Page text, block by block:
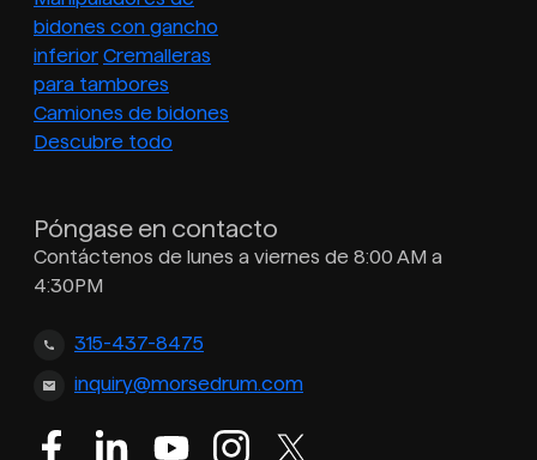
bidones con gancho
inferior Cremalleras
para tambores
Camiones de bidones
Descubre todo
Póngase en contacto
Contáctenos de lunes a viernes de 8:00 AM a
4:30PM
315-437-8475
inquiry@morsedrum.com